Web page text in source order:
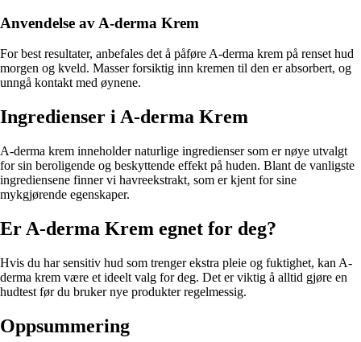
Anvendelse av A-derma Krem
For best resultater, anbefales det å påføre A-derma krem på renset hud
morgen og kveld. Masser forsiktig inn kremen til den er absorbert, og
unngå kontakt med øynene.
Ingredienser i A-derma Krem
A-derma krem inneholder naturlige ingredienser som er nøye utvalgt
for sin beroligende og beskyttende effekt på huden. Blant de vanligste
ingrediensene finner vi havreekstrakt, som er kjent for sine
mykgjørende egenskaper.
Er A-derma Krem egnet for deg?
Hvis du har sensitiv hud som trenger ekstra pleie og fuktighet, kan A-
derma krem være et ideelt valg for deg. Det er viktig å alltid gjøre en
hudtest før du bruker nye produkter regelmessig.
Oppsummering